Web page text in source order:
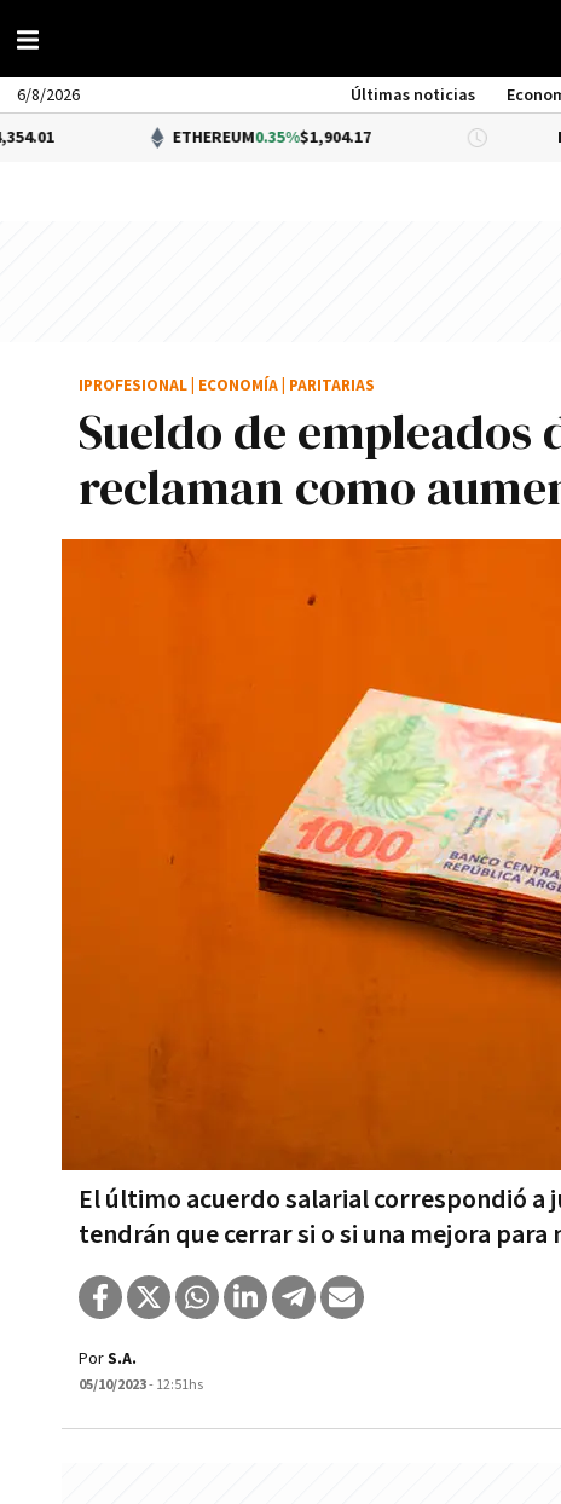
6/8/2026 Últimas noticias
ETHEREUM0.35%$1,904.17 DÓLAR BNA
Sueldo de
reclaman como
El último acuerdo salarial correspondió
tendrán que cerrar si o si una mejora
IPROFESIONAL ECONOMÍA PARITARIAS
PorS.A.
05/10/2023- 12:51hs